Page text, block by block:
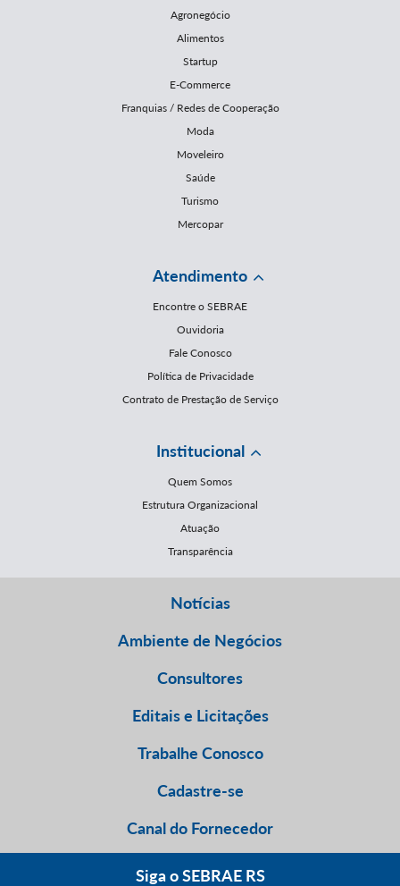
Agronegócio
Alimentos
Startup
E-Commerce
Franquias / Redes de Cooperação
Moda
Moveleiro
Saúde
Turismo
Mercopar
Atendimento
Encontre o SEBRAE
Ouvidoria
Fale Conosco
Política de Privacidade
Contrato de Prestação de Serviço
Institucional
Quem Somos
Estrutura Organizacional
Atuação
Transparência
Notícias
Ambiente de Negócios
Consultores
Editais e Licitações
Trabalhe Conosco
Cadastre-se
Canal do Fornecedor
Siga o SEBRAE RS